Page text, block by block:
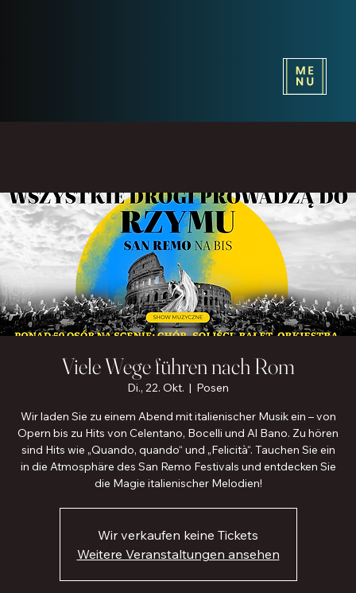
Viele Wege führen nach Rom
Di., 22. Okt.
  |
Posen
Wir laden Sie zu einem Abend mit italienischer Musik ein – von
Opern bis zu Hits von Celentano, Bocelli und Al Bano. Zu hören
sind Hits wie „Quando, quando“ und „Felicità“. Tauchen Sie ein
in die Atmosphäre des San Remo Festivals und entdecken Sie
die Magie italienischer Melodien!
Wir verkaufen keine Tickets
Weitere Veranstaltungen ansehen